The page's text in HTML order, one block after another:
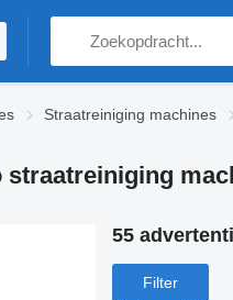
Straatreiniging machines
straatreiniging
55
Filter